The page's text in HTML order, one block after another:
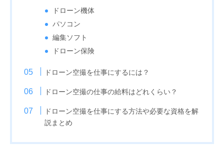
ドローン機体
パソコン
編集ソフト
ドローン保険
ドローン空撮を仕事にするには？
ドローン空撮の仕事の給料はどれくらい？
ドローン空撮を仕事にする方法や必要な資格を解
説まとめ